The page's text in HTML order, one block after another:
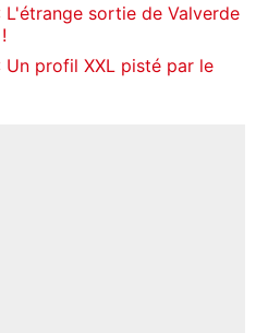
sortie de Valverde
profil XXL pisté par le